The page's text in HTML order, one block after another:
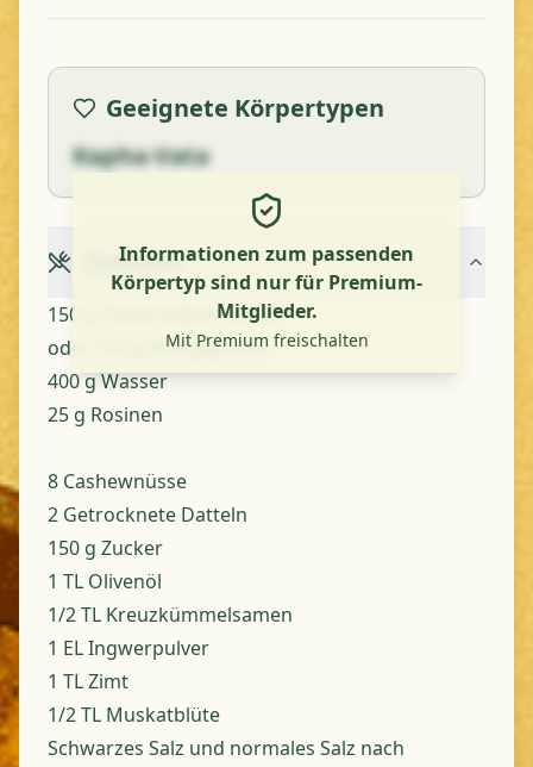
Geeignete Körpertypen
Kapha-Vata
Informationen zum passenden
Körpertyp sind nur für Premium-
Mitglieder.
Mit Premium freischalten
Zutaten
150 g Tamarindenfrüchte
oder 150 g Mangopulver
400 g Wasser
25 g Rosinen
8 Cashewnüsse
2 Getrocknete Datteln
150 g Zucker
1 TL Olivenöl
1/2 TL Kreuzkümmelsamen
1 EL Ingwerpulver
1 TL Zimt
1/2 TL Muskatblüte
Schwarzes Salz und normales Salz nach